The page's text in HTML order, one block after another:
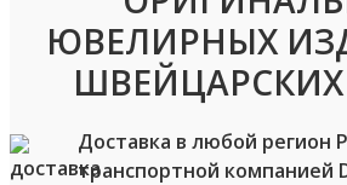
ЮВЕЛИРНЫХ
Доставка в любой регион
транспортной компанией